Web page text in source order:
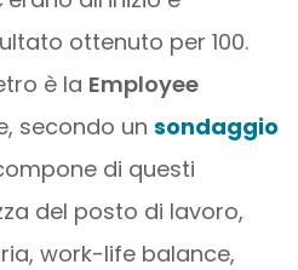
ottenuto per 100.
è la Employee
secondo un sondaggio
di questi
del posto di lavoro,
work-life balance,